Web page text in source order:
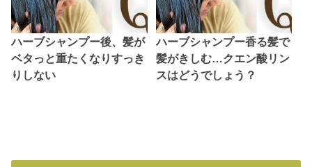
ハーブシャンプー後、髪が
ベタっと重たくなりすっき
りしない
ハーブシャンプー香る髪で
髪がきしむ…クエン酸リン
スはどうでしょう？